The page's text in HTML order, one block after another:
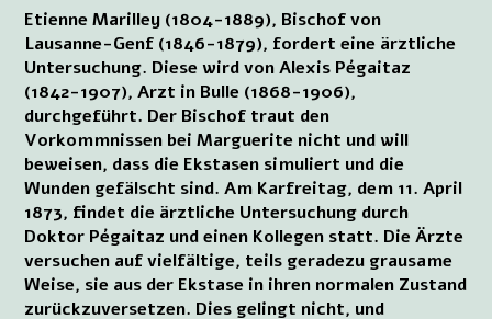
Etienne Marilley (1804-1889), Bischof von
Lausanne-Genf (1846-1879), fordert eine ärztliche
Untersuchung. Diese wird von Alexis Pégaitaz
(1842-1907), Arzt in Bulle (1868-1906),
durchgeführt. Der Bischof traut den
Vorkommnissen bei Marguerite nicht und will
beweisen, dass die Ekstasen simuliert und die
Wunden gefälscht sind. Am Karfreitag, dem 11. April
1873, findet die ärztliche Untersuchung durch
Doktor Pégaitaz und einen Kollegen statt. Die Ärzte
versuchen auf vielfältige, teils geradezu grausame
Weise, sie aus der Ekstase in ihren normalen Zustand
zurückzuversetzen. Dies gelingt nicht, und